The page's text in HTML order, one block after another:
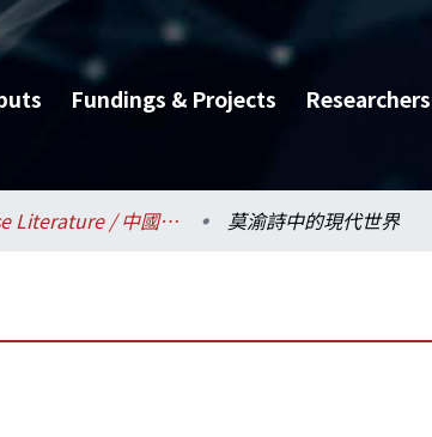
Fundings & Projects Researchers
Chinese Literature / 中國文學系 莫渝詩中的現代世界